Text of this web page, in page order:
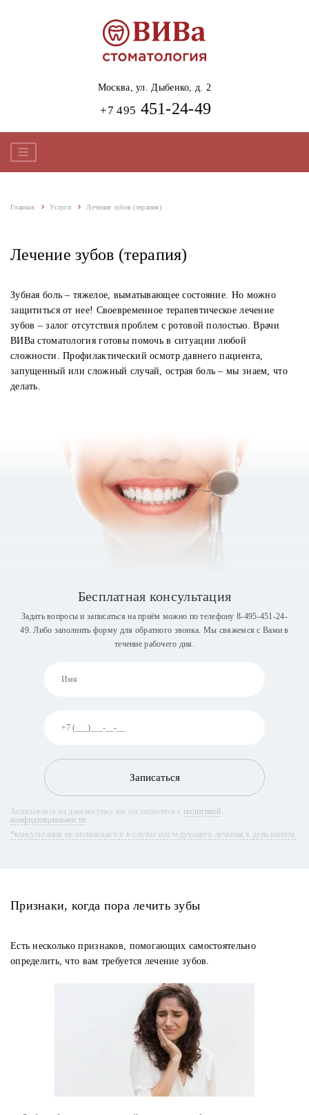
Москва,ул. Дыбенко, д. 2
+7 495 451-24-49
Главная Услуги Лечение зубов (терапия)
Лечение зубов (терапия)
Зубная боль – тяжелое, выматывающее состояние. Но можно
защититься от нее! Своевременное терапевтическое лечение
зубов – залог отсутствия проблем с ротовой полостью. Врачи
ВИВа стоматология готовы помочь в ситуации любой
сложности. Профилактический осмотр давнего пациента,
запущенный или сложный случай, острая боль – мы знаем, что
делать.
Бесплатная консультация
Задать вопросы и записаться на приём можно по телефону8-495-451-24-
49. Либо заполнить форму для обратного звонка. Мы свяжемся с Вами в
течение рабочего дня.
Записаться
Записываясь на диагностику вы соглашаетесь с политикой
конфиденциальности
*консультация не оплачивается в случае последующего лечения в день визита.
Признаки, когда пора лечить зубы
Есть несколько признаков, помогающих самостоятельно
определить, что вам требуется лечение зубов.